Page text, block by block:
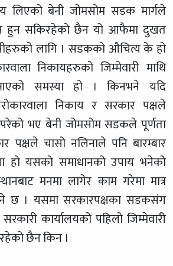
लिएको बेनी जोमसोम सडक मार्गले
हुन सकिरहेको छैन यो आफैमा दुखत
लागि । सडकको औचित्य के हो
निकायहरुको जिम्मेवारी माथि
समस्या हो । किनभने यदि
निकाय र सरकार पक्षले
भए बेनी जोमसोम सडकले पूर्णता
पक्षले चासो नलिनाले पनि बारम्बार
हो यसको समाधानको उपाय भनेको
मनमा लागेर काम गरेमा मात्र
छ । यसमा सरकारपक्षका सडकसंग
सरकारी कार्यालयको पहिलो जिम्मेवारी
छैन किन ।